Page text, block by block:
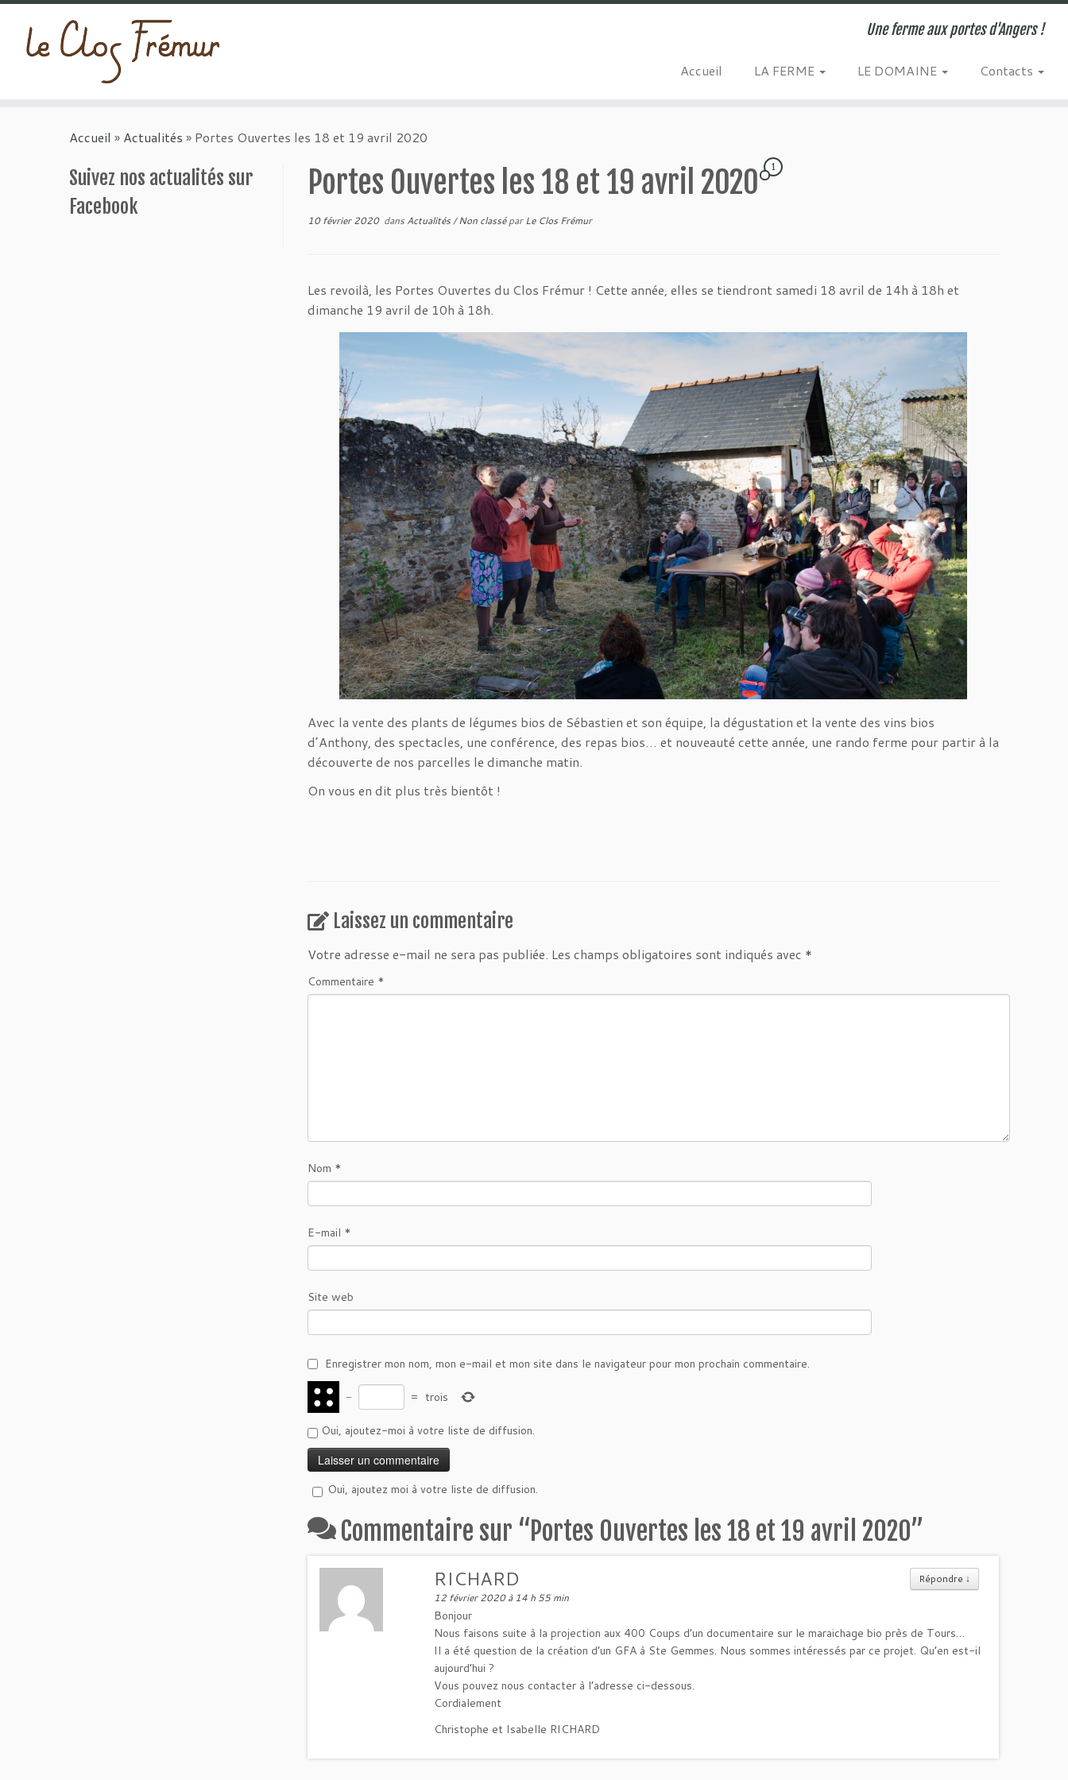
Une ferme aux portes d'Angers !
Accueil LA FERME LE DOMAINE Contacts
Accueil » Actualités » Portes Ouvertes les 18 et 19 avril 2020
Suivez nos actualités sur
Facebook
Portes Ouvertes les 18 et 19 avril 2020 1
10 février 2020dans Actualités/Non classéparLe Clos Frémur
Les revoilà, les Portes Ouvertes du Clos Frémur ! Cette année, elles se tiendront samedi 18 avril de 14h à 18h et
dimanche 19 avril de 10h à 18h.
Avec la vente des plants de légumes bios de Sébastien et son équipe, la dégustation et la vente des vins bios
d’Anthony, des spectacles, une conférence, des repas bios… et nouveauté cette année, une rando ferme pour partir à la
découverte de nos parcelles le dimanche matin.
On vous en dit plus très bientôt !
Laissez un commentaire
Votre adresse e-mail ne sera pas publiée. Les champs obligatoires sont indiqués avec *
Commentaire *
Nom *
E-mail *
Site web
Enregistrer mon nom, mon e-mail et mon site dans le navigateur pour mon prochain commentaire.
− = trois
Oui, ajoutez-moi à votre liste de diffusion.
Oui, ajoutez moi à votre liste de diffusion.
Commentaire sur “Portes Ouvertes les 18 et 19 avril 2020”
Répondre ↓
RICHARD
12 février 2020 à 14 h 55 min
Bonjour
Nous faisons suite à la projection aux 400 Coups d’un documentaire sur le maraichage bio près de Tours…
Il a été question de la création d’un GFA à Ste Gemmes. Nous sommes intéressés par ce projet. Qu’en est-il
aujourd’hui ?
Vous pouvez nous contacter à l’adresse ci-dessous.
Cordialement
Christophe et Isabelle RICHARD